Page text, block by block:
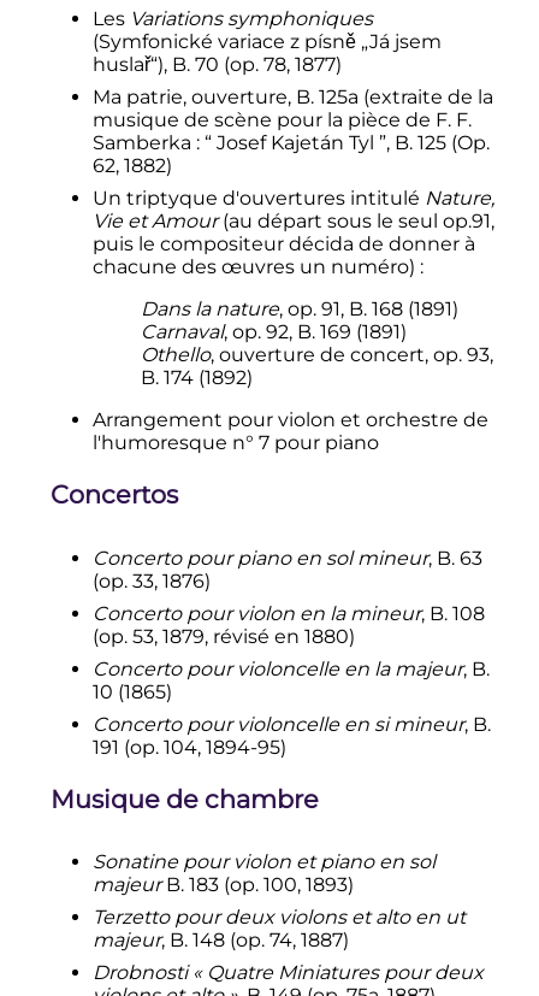
Les Variations symphoniques
(Symfonické variace z písně „Já jsem
huslař“), B. 70 (op. 78, 1877)
Ma patrie, ouverture, B. 125a (extraite de la
musique de scène pour la pièce de F. F.
Samberka : “ Josef Kajetán Tyl ”, B. 125 (Op.
62, 1882)
Un triptyque d'ouvertures intitulé Nature,
Vie et Amour(au départ sous le seul op.91,
puis le compositeur décida de donner à
chacune des œuvres un numéro) :
Dans la nature, op. 91, B. 168 (1891)
Carnaval, op. 92, B. 169 (1891)
Othello, ouverture de concert, op. 93,
B. 174 (1892)
Arrangement pour violon et orchestre de
l'humoresque n° 7 pour piano
Concertos
Concerto pour piano en sol mineur, B. 63
(op. 33, 1876)
Concerto pour violon en la mineur, B. 108
(op. 53, 1879, révisé en 1880)
Concerto pour violoncelle en la majeur, B.
10 (1865)
Concerto pour violoncelle en si mineur, B.
191 (op. 104, 1894-95)
Musique de chambre
Sonatine pour violon et piano en sol
majeurB. 183 (op. 100, 1893)
Terzetto pour deux violons et alto en ut
majeur, B. 148 (op. 74, 1887)
Drobnosti « Quatre Miniatures pour deux